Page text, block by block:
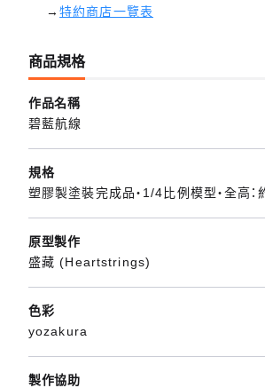
→特約商店一覽表
商品規格
作品名稱
碧藍航線
規格
塑膠製塗裝完成品・1/4比例模型・全高
原型製作
盛藏 (Heartstrings)
色彩
yozakura
製作協助